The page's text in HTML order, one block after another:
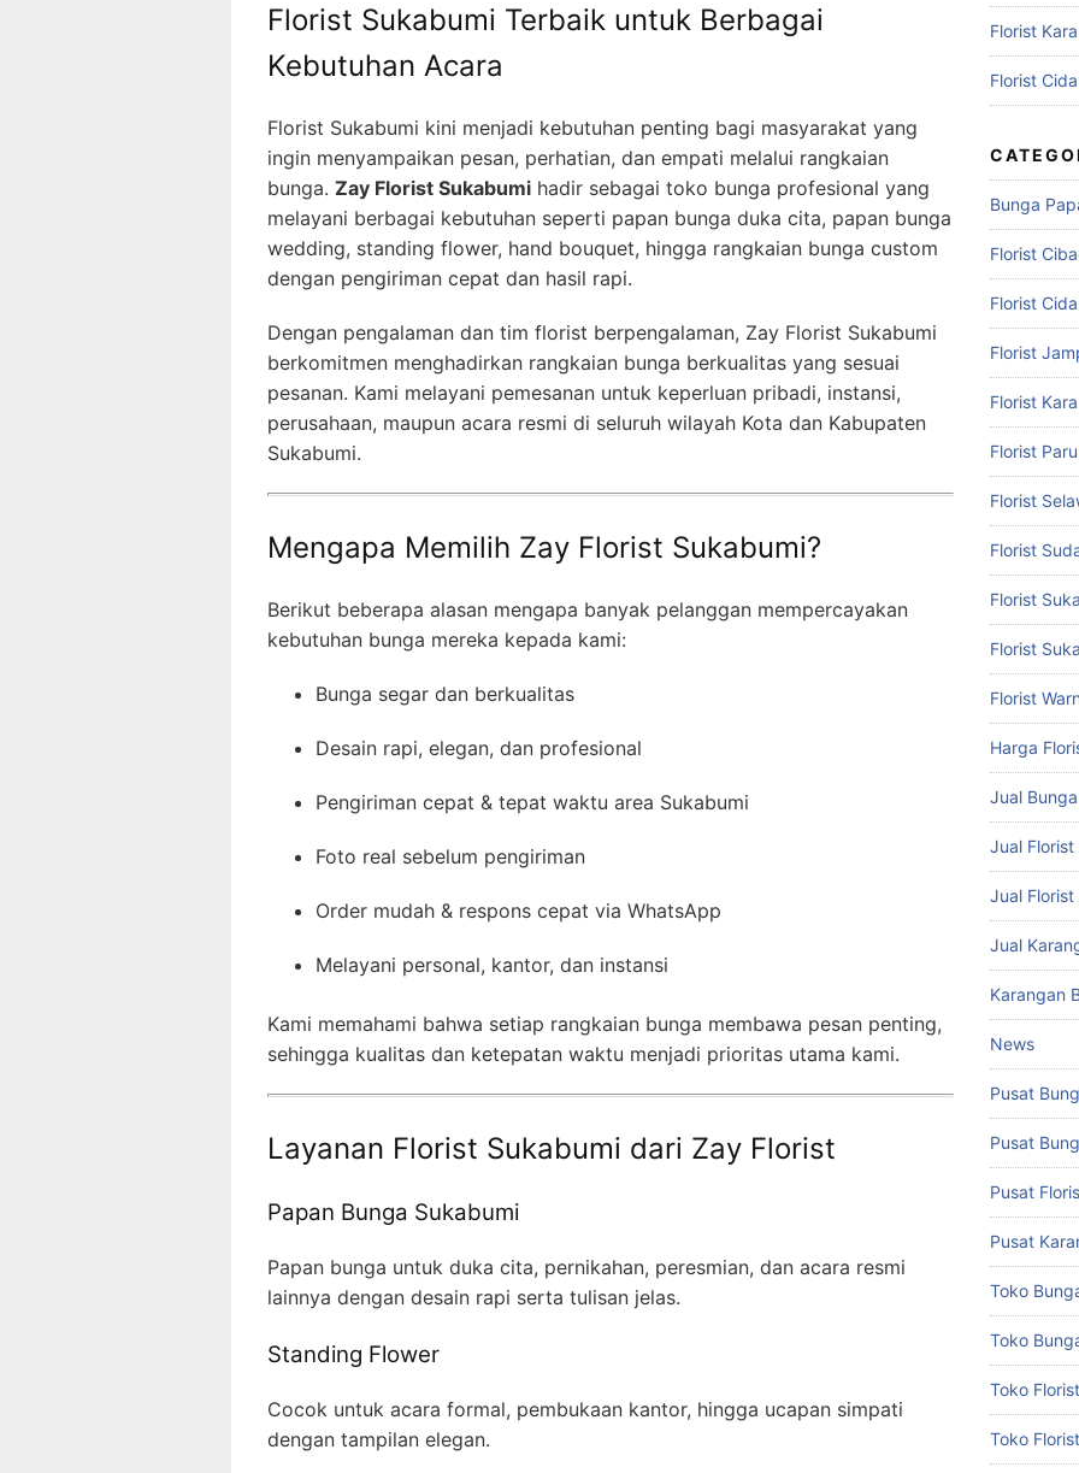
Florist Sukabumi Terbaik untuk Berbagai
Kebutuhan Acara
Florist Sukabumi kini menjadi kebutuhan penting bagi masyarakat yang
ingin menyampaikan pesan, perhatian, dan empati melalui rangkaian
bunga. Zay Florist Sukabumi hadir sebagai toko bunga profesional yang
melayani berbagai kebutuhan seperti papan bunga duka cita, papan bunga
wedding, standing flower, hand bouquet, hingga rangkaian bunga custom
dengan pengiriman cepat dan hasil rapi.
Dengan pengalaman dan tim florist berpengalaman, Zay Florist Sukabumi
berkomitmen menghadirkan rangkaian bunga berkualitas yang sesuai
pesanan. Kami melayani pemesanan untuk keperluan pribadi, instansi,
perusahaan, maupun acara resmi di seluruh wilayah Kota dan Kabupaten
Sukabumi.
Mengapa Memilih Zay Florist Sukabumi?
Berikut beberapa alasan mengapa banyak pelanggan mempercayakan
kebutuhan bunga mereka kepada kami:
Bunga segar dan berkualitas
Desain rapi, elegan, dan profesional
Pengiriman cepat & tepat waktu area Sukabumi
Foto real sebelum pengiriman
Order mudah & respons cepat via WhatsApp
Melayani personal, kantor, dan instansi
Kami memahami bahwa setiap rangkaian bunga membawa pesan penting,
sehingga kualitas dan ketepatan waktu menjadi prioritas utama kami.
Layanan Florist Sukabumi dari Zay Florist
Papan Bunga Sukabumi
Papan bunga untuk duka cita, pernikahan, peresmian, dan acara resmi
lainnya dengan desain rapi serta tulisan jelas.
Standing Flower
Cocok untuk acara formal, pembukaan kantor, hingga ucapan simpati
dengan tampilan elegan.
Florist
Florist
Bunga
Florist
Florist
Florist
Florist
Florist
Florist
Florist
Florist
Florist
Florist
Harga
Jual
Jual
Jual Florist
Jual
Karangan
News
Pusat
Pusat
Pusat
Pusat
Toko
Toko
Toko
Toko